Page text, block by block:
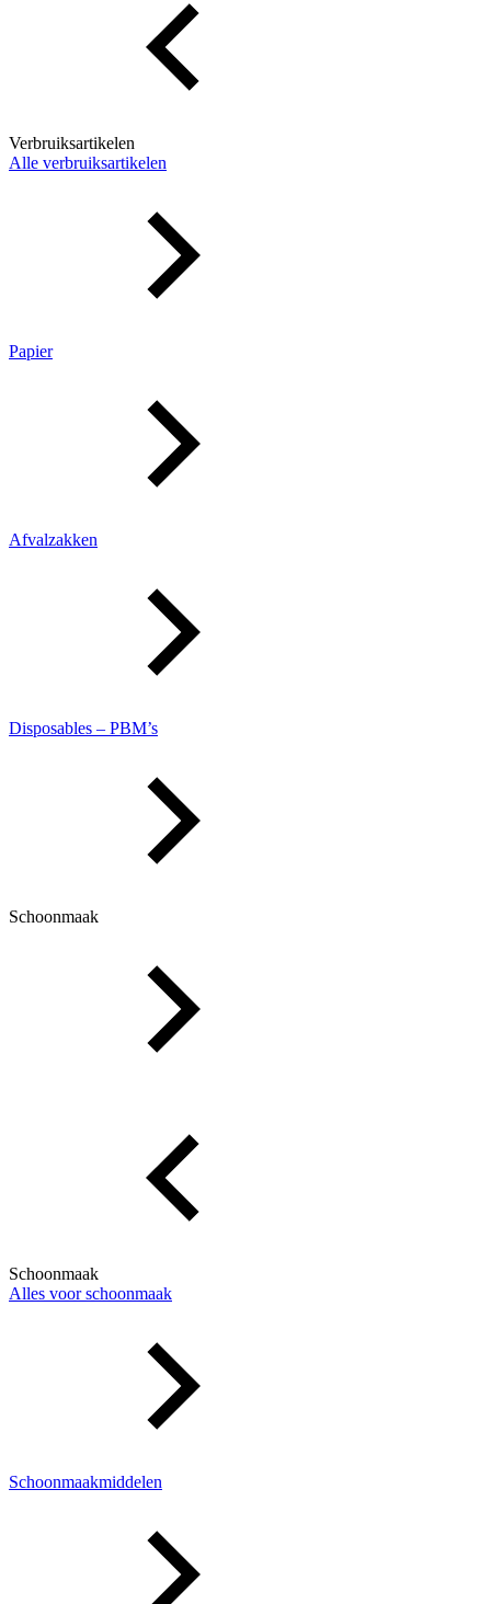
Verbruiksartikelen
Alle verbruiksartikelen
Papier
Afvalzakken
Disposables – PBM’s
Schoonmaak
Schoonmaak
Alles voor schoonmaak
Schoonmaakmiddelen